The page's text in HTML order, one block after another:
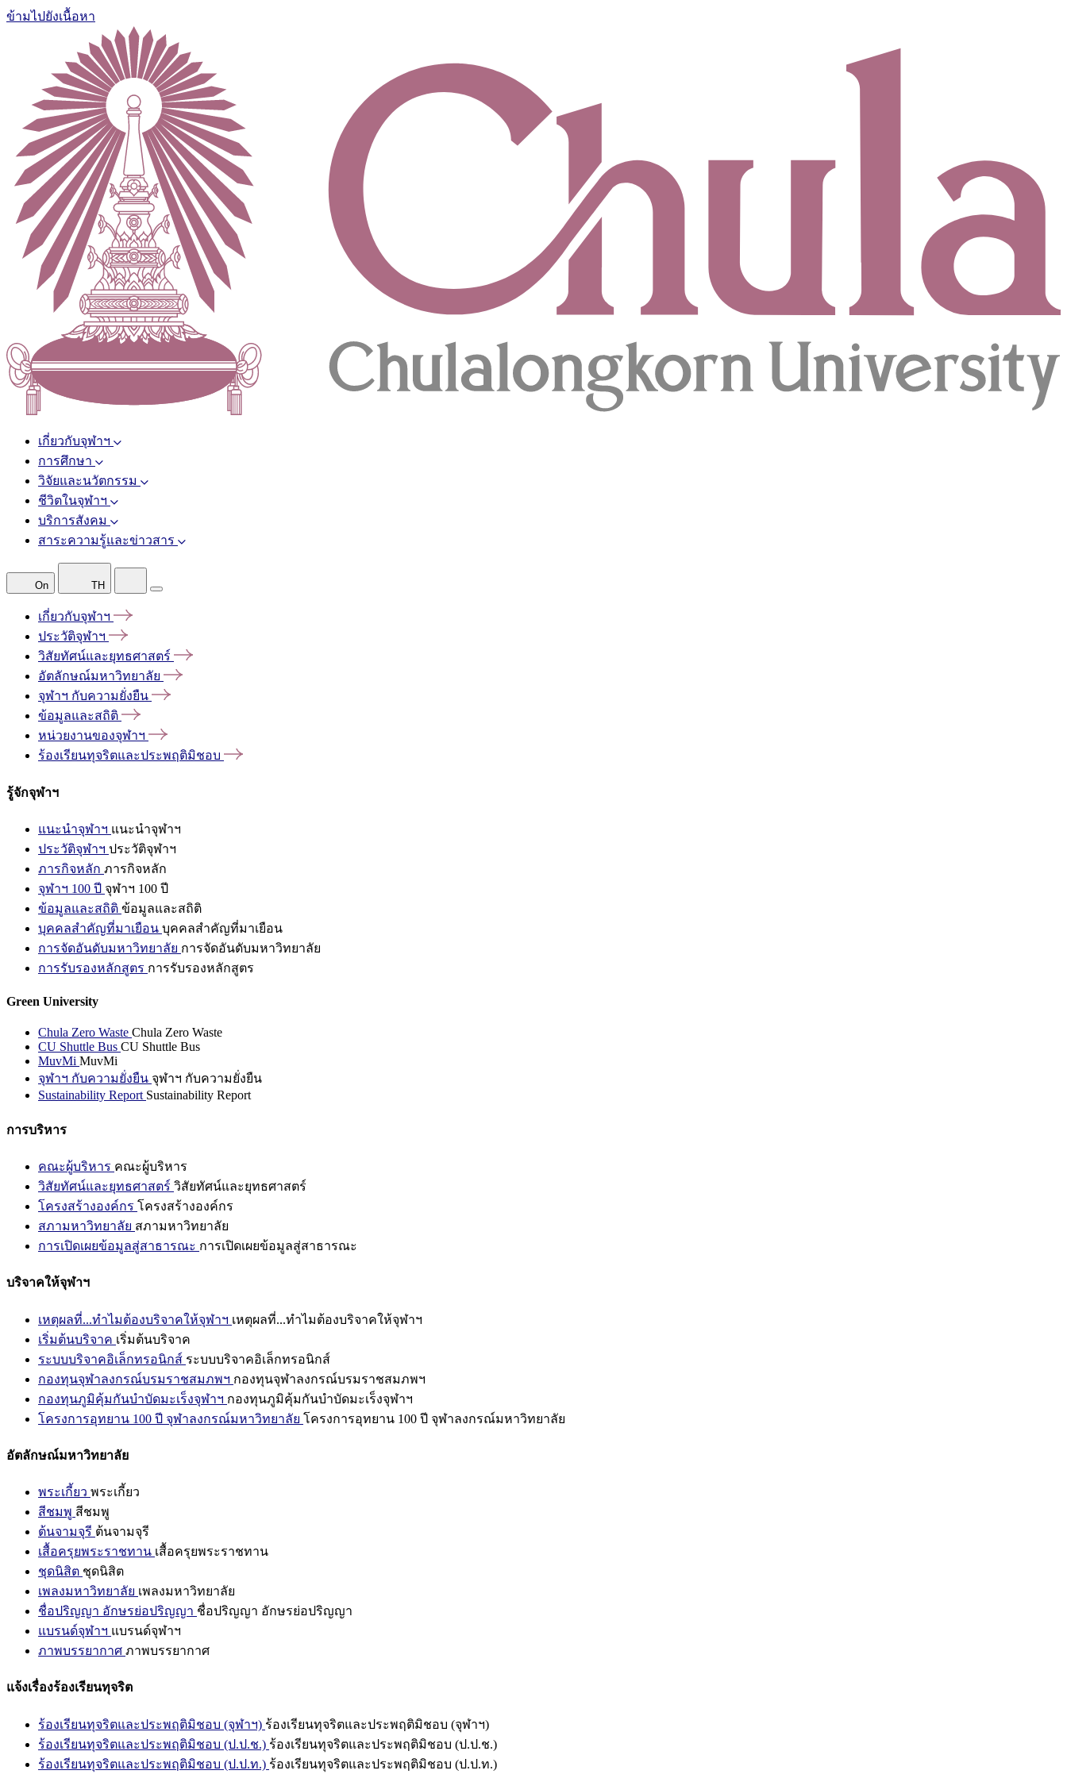
ข้ามไปยังเนื้อหา
เกี่ยวกับจุฬาฯ
การศึกษา
วิจัยและนวัตกรรม
ชีวิตในจุฬาฯ
บริการสังคม
สาระความรู้และข่าวสาร
On TH
เกี่ยวกับจุฬาฯ
ประวัติจุฬาฯ
วิสัยทัศน์และยุทธศาสตร์
อัตลักษณ์มหาวิทยาลัย
จุฬาฯ กับความยั่งยืน
ข้อมูลและสถิติ
หน่วยงานของจุฬาฯ
ร้องเรียนทุจริตและประพฤติมิชอบ
รู้จักจุฬาฯ
แนะนำจุฬาฯ แนะนำจุฬาฯ
ประวัติจุฬาฯ ประวัติจุฬาฯ
ภารกิจหลัก ภารกิจหลัก
จุฬาฯ 100 ปี จุฬาฯ 100 ปี
ข้อมูลและสถิติ ข้อมูลและสถิติ
บุคคลสำคัญที่มาเยือน บุคคลสำคัญที่มาเยือน
การจัดอันดับมหาวิทยาลัย การจัดอันดับมหาวิทยาลัย
การรับรองหลักสูตร การรับรองหลักสูตร
Green University
Chula Zero Waste Chula Zero Waste
CU Shuttle Bus CU Shuttle Bus
MuvMi MuvMi
จุฬาฯ กับความยั่งยืน จุฬาฯ กับความยั่งยืน
Sustainability Report Sustainability Report
การบริหาร
คณะผู้บริหาร คณะผู้บริหาร
วิสัยทัศน์และยุทธศาสตร์ วิสัยทัศน์และยุทธศาสตร์
โครงสร้างองค์กร โครงสร้างองค์กร
สภามหาวิทยาลัย สภามหาวิทยาลัย
การเปิดเผยข้อมูลสู่สาธารณะ การเปิดเผยข้อมูลสู่สาธารณะ
บริจาคให้จุฬาฯ
เหตุผลที่...ทำไมต้องบริจาคให้จุฬาฯ เหตุผลที่...ทำไมต้องบริจาคให้จุฬาฯ
เริ่มต้นบริจาค เริ่มต้นบริจาค
ระบบบริจาคอิเล็กทรอนิกส์ ระบบบริจาคอิเล็กทรอนิกส์
กองทุนจุฬาลงกรณ์บรมราชสมภพฯ กองทุนจุฬาลงกรณ์บรมราชสมภพฯ
กองทุนภูมิคุ้มกันบำบัดมะเร็งจุฬาฯ กองทุนภูมิคุ้มกันบำบัดมะเร็งจุฬาฯ
โครงการอุทยาน 100 ปี จุฬาลงกรณ์มหาวิทยาลัย โครงการอุทยาน 100 ปี จุฬาลงกรณ์มหาวิทยาลัย
อัตลักษณ์มหาวิทยาลัย
พระเกี้ยว พระเกี้ยว
สีชมพู สีชมพู
ต้นจามจุรี ต้นจามจุรี
เสื้อครุยพระราชทาน เสื้อครุยพระราชทาน
ชุดนิสิต ชุดนิสิต
เพลงมหาวิทยาลัย เพลงมหาวิทยาลัย
ชื่อปริญญา อักษรย่อปริญญา ชื่อปริญญา อักษรย่อปริญญา
แบรนด์จุฬาฯ แบรนด์จุฬาฯ
ภาพบรรยากาศ ภาพบรรยากาศ
แจ้งเรื่องร้องเรียนทุจริต
ร้องเรียนทุจริตและประพฤติมิชอบ (จุฬาฯ) ร้องเรียนทุจริตและประพฤติมิชอบ (จุฬาฯ)
ร้องเรียนทุจริตและประพฤติมิชอบ (ป.ป.ช.) ร้องเรียนทุจริตและประพฤติมิชอบ (ป.ป.ช.)
ร้องเรียนทุจริตและประพฤติมิชอบ (ป.ป.ท.) ร้องเรียนทุจริตและประพฤติมิชอบ (ป.ป.ท.)